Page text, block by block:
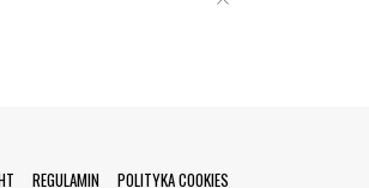
REGULAMIN POLITYKA COOKIES